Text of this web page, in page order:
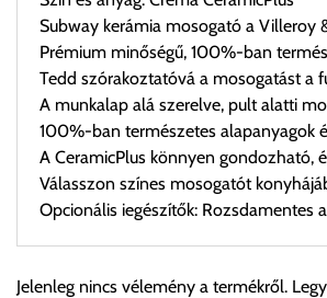
Subway kerámia mosogató a
Prémium minőségű, 100%-ban
Tedd szórakoztatóvá a mosogatást a
A munkalap alá szerelve, pult alatti
100%-ban természetes alapanyagok
A CeramicPlus könnyen gondozható,
Válasszon színes mosogatót
Opcionális iegészítők: Rozsdamentes
Személyes átvétel:
Jelenleg nincs vélemény a termékről.